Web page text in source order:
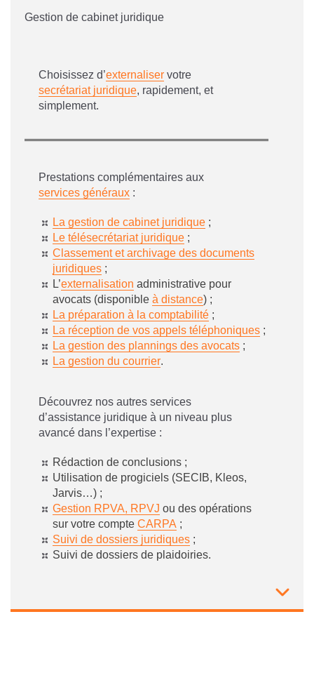
Gestion de cabinet juridique
Choisissez d’externaliser votre
secrétariat juridique, rapidement, et
simplement.
Prestations complémentaires aux
services généraux :
La gestion de cabinet juridique ;
Le télésecrétariat juridique ;
Classement et archivage des documents
juridiques ;
L’externalisation administrative pour
avocats (disponible à distance) ;
La préparation à la comptabilité ;
La réception de vos appels téléphoniques ;
La gestion des plannings des avocats ;
La gestion du courrier.
Découvrez nos autres services
d’assistance juridique à un niveau plus
avancé dans l’expertise :
Rédaction de conclusions ;
Utilisation de progiciels (SECIB, Kleos,
Jarvis…) ;
Gestion RPVA, RPVJ ou des opérations
sur votre compte CARPA ;
Suivi de dossiers juridiques ;
Suivi de dossiers de plaidoiries.